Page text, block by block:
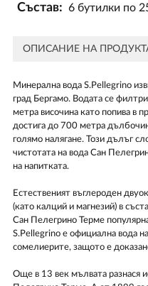
Състав: 6 бутилки по
ОПИСАНИЕ НА
Минерална вода S.Pellegrino
град Бергамо. Водата се
метра височина като попива в
достига до 700 метра
голямо налягане. Този дълъг
чистотата на вода Сан
на напитката.
Естественият въглероден
(като калций и магнезий) в
Сан Пелегрино Терме
S.Pellegrino е официална вода
сомелиерите, защото е
Още в 13 век мълвата разнася